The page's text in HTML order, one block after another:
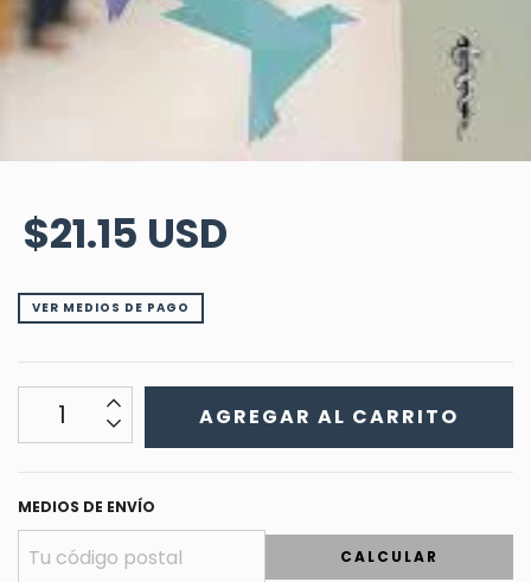
$21.15 USD
VER MEDIOS DE PAGO
MEDIOS DE ENVÍO
CALCULAR